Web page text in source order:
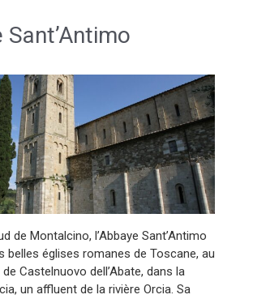
Sant’Antimo
de Montalcino, l’Abbaye Sant’Antimo
belles églises romanes de Toscane, au
Castelnuovo dell’Abate, dans la
un affluent de la rivière Orcia. Sa